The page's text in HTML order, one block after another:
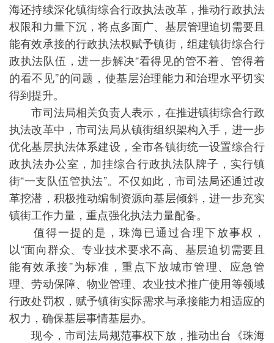
海还持续深化镇街综合行政执法改革，推动行政执法
权限和力量下沉，将点多面广、基层管理迫切需要且
能有效承接的行政执法权赋予镇街，组建镇街综合行
政执法队伍，进一步解决“看得见的管不着、管得着
的看不见”的问题，使基层治理能力和治理水平切实
得到提升。
市司法局相关负责人表示，在推进镇街综合行政
执法改革中，市司法局从镇街组织架构入手，进一步
优化基层执法体系建设，全市各镇街统一设置综合行
政执法办公室，加挂综合行政执法队牌子，实行镇
街“一支队伍管执法”。不仅如此，市司法局还通过改
革挖潜，积极推动编制资源向基层倾斜，进一步充实
镇街工作力量，重点强化执法力量配备。
值得一提的是，珠海已通过合理下放事权，
以“面向群众、专业技术要求不高、基层迫切需要且
能有效承接”为标准，重点下放城市管理、应急管
理、劳动保障、物业管理、农业技术推广使用等领域
行政处罚权，赋予镇街实际需求与承接能力相适应的
权力，确保基层事情基层办。
现今，市司法局规范事权下放，推动出台《珠海